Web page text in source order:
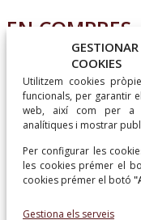
COOKIES
Utilitzem cookies
funcionals, per garantir
web, així com per a
analítiques i mostrar
Per configurar les
les cookies prémer el
cookies prémer el botó
Gestiona els serveis
EN COMPRES
SUPERIORS A
50€
ENVIAMENT